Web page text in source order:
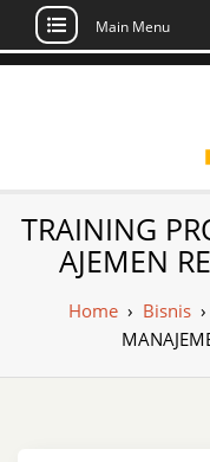
Skip
Main Menu
TRAINING
AJEMEN
Home › Bisnis ›